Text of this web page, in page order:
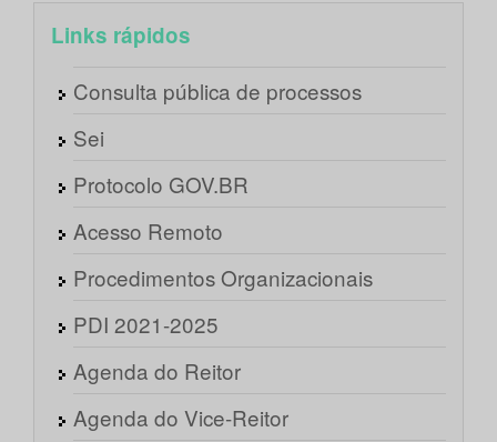
Links rápidos
Consulta pública de processos
Sei
Protocolo GOV.BR
Acesso Remoto
Procedimentos Organizacionais
PDI 2021-2025
Agenda do Reitor
Agenda do Vice-Reitor